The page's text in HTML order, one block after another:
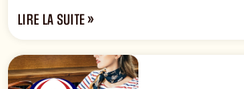
LIRE LA SUITE »